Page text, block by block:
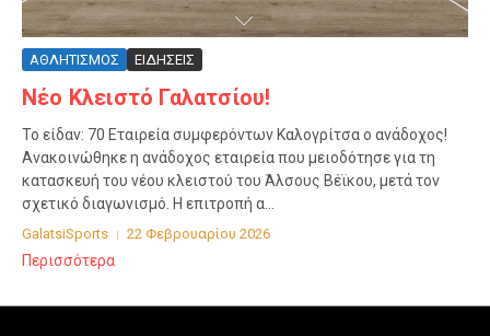
ΑΘΛΗΤΙΣΜΟΣ ΕΙΔΗΣΕΙΣ
Νέο Κλειστό Γαλατσίου!
Το είδαν: 70 Εταιρεία συμφερόντων Καλογρίτσα ο ανάδοχος!
Ανακοινώθηκε η ανάδοχος εταιρεία που μειοδότησε για τη
κατασκευή του νέου κλειστού του Άλσους Βέϊκου, μετά τον
σχετικό διαγωνισμό. Η επιτροπή α...
GalatsiSports 22 Φεβρουαρίου 2026
Περισσότερα